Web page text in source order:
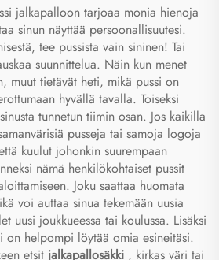
jalkapalloon tarjoaa monia hienoja
sinun näyttää persoonallisuutesi.
tee pussista vain sininen! Tai
suunnittelua. Näin kun menet
muut tietävät heti, mikä pussi on
hyvällä tavalla. Toiseksi
tunnetun tiimin osan. Jos kaikilla
pusseja tai samoja logoja
kuulut johonkin suurempaan
nämä henkilökohtaiset pussit
Joku saattaa huomata
voi auttaa sinua tekemään uusia
uusi joukkueessa tai koulussa. Lisäksi
on helpompi löytää omia esineitäsi.
etsit jalkapallosäkki , kirkas väri tai